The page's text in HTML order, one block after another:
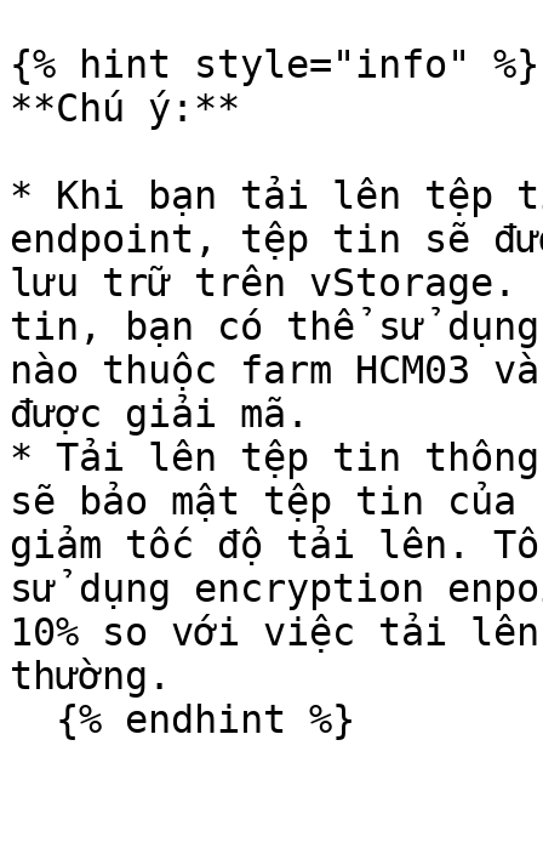
{% hint style="info" %}
**Chú ý:**
* Khi bạn tải lên tệp
endpoint, tệp tin sẽ
lưu trữ trên vStorage.
tin, bạn có thể sử
nào thuộc farm
được giải mã.
* Tải lên tệp tin thông
sẽ bảo mật tệp tin của
giảm tốc độ tải lên.
sử dụng encryption
10% so với việc tải lên
thường.